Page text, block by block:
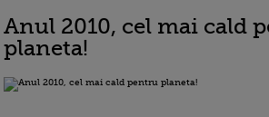
Anul 2010, cel mai cald
planeta!